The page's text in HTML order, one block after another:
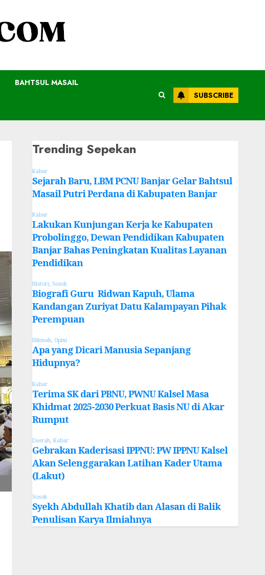
BAHTSUL MASAIL
SUBSCRIBE
Trending Sepekan
Kabar
Sejarah Baru, LBM PCNU Banjar Gelar Bahtsul
Masail Putri Perdana di Kabupaten Banjar
Kabar
Lakukan Kunjungan Kerja ke Kabupaten
Probolinggo, Dewan Pendidikan Kabupaten
Banjar Bahas Peningkatan Kualitas Layanan
Pendidikan
Histori, Sosok
Biografi Guru Ridwan Kapuh, Ulama
Kandangan Zuriyat Datu Kalampayan Pihak
Perempuan
Hikmah, Opini
Apa yang Dicari Manusia Sepanjang
Hidupnya?
Kabar
Terima SK dari PBNU, PWNU Kalsel Masa
Khidmat 2025-2030 Perkuat Basis NU di Akar
Rumput
Daerah Kabar
Gebrakan Kaderisasi IPPNU: PW IPPNU Kalsel
Akan Selenggarakan Latihan Kader Utama
(Lakut)
Sosok
Syekh Abdullah Khatib dan Alasan di Balik
Penulisan Karya Ilmiahnya